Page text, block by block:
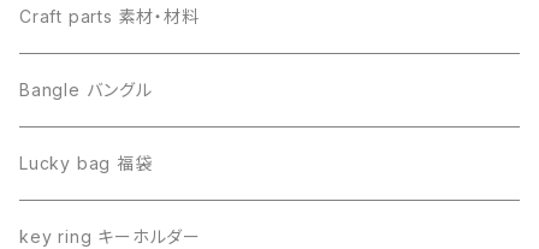
Canyon Diablo キャニオンディアブロ
Imilac イミラック
Henbury ヘンブリー
Dronino ドロニノ
Sericho セリコ
Libyan desert glass リビアングラス
Seymchan セイムチャン
Imilac イミラック
Craft parts 素材・材料
Bangle バングル
Lucky bag 福袋
key ring キーホルダー